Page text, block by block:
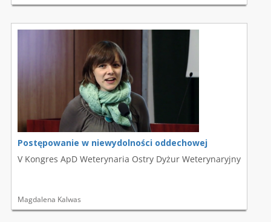
Postępowanie w niewydolności oddechowej
V Kongres ApD Weterynaria Ostry Dyżur Weterynaryjny
Magdalena Kalwas